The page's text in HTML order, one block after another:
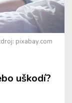
pixabay.com
uškodí?